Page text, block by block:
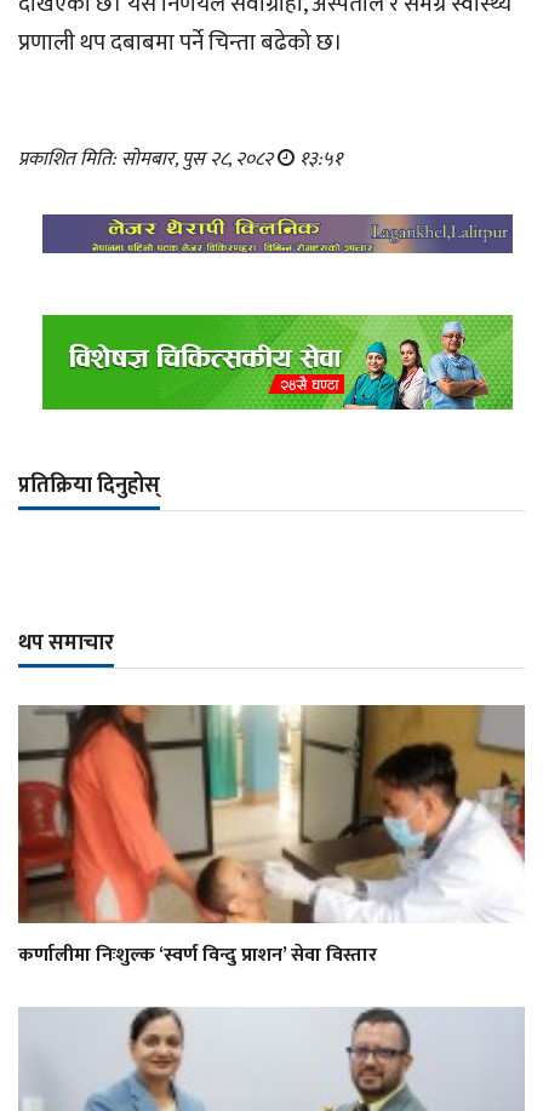
प्रणाली थप दबाबमा पर्ने चिन्ता बढेको छ।
प्रकाशित मिति: सोमबार, पुस २८, २०८२ १३:५१
प्रतिक्रिया दिनुहोस्
थप समाचार
कर्णालीमा निःशुल्क ‘स्वर्ण विन्दु प्राशन’ सेवा विस्तार